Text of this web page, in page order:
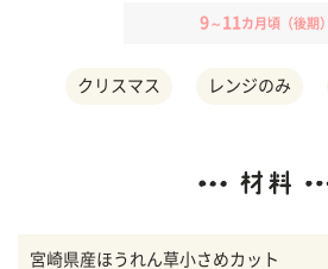
9～ 11 カ月頃（後期）
クリスマス レンジのみ
宮崎県産ほうれん草小さめカット